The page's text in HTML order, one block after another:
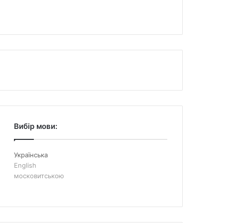
Вибір мови:
Українська
English
московитською